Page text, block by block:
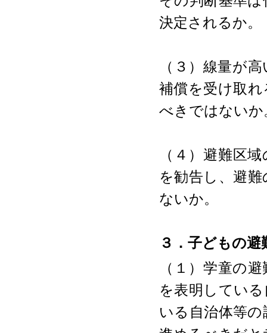
決定されるか。
（３）線量が
補償を受け取
べきではないか
（４）避難区
を勧告し、避
ないか。
３．子どもの
（１）学童の
を表明してい
いる自治体等